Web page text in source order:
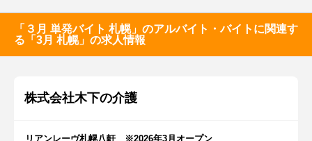
「３月 単発バイト 札幌」のアルバイト・バイトに関連す
る「3月 札幌」の求人情報
株式会社木下の介護
リアンレーヴ札幌八軒 ※2026年3月オープン